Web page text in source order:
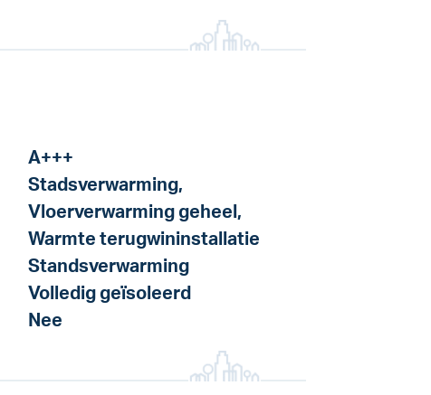
A+++
Stadsverwarming,
Vloerverwarming geheel,
Warmte terugwininstallatie
Standsverwarming
Volledig geïsoleerd
Nee